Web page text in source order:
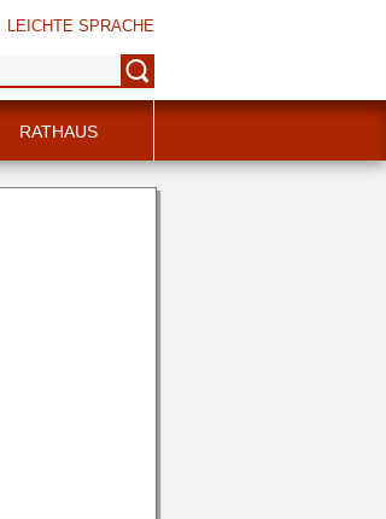
LEICHTE SPRACHE
RATHAUS